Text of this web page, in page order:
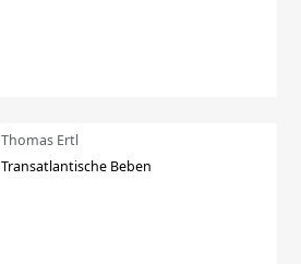
Thomas Ertl
Transatlantische Beben